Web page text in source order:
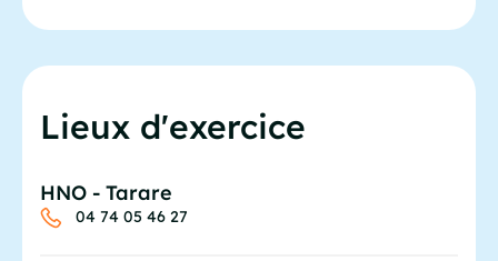
Lieux d'exercice
HNO - Tarare
04 74 05 46 27